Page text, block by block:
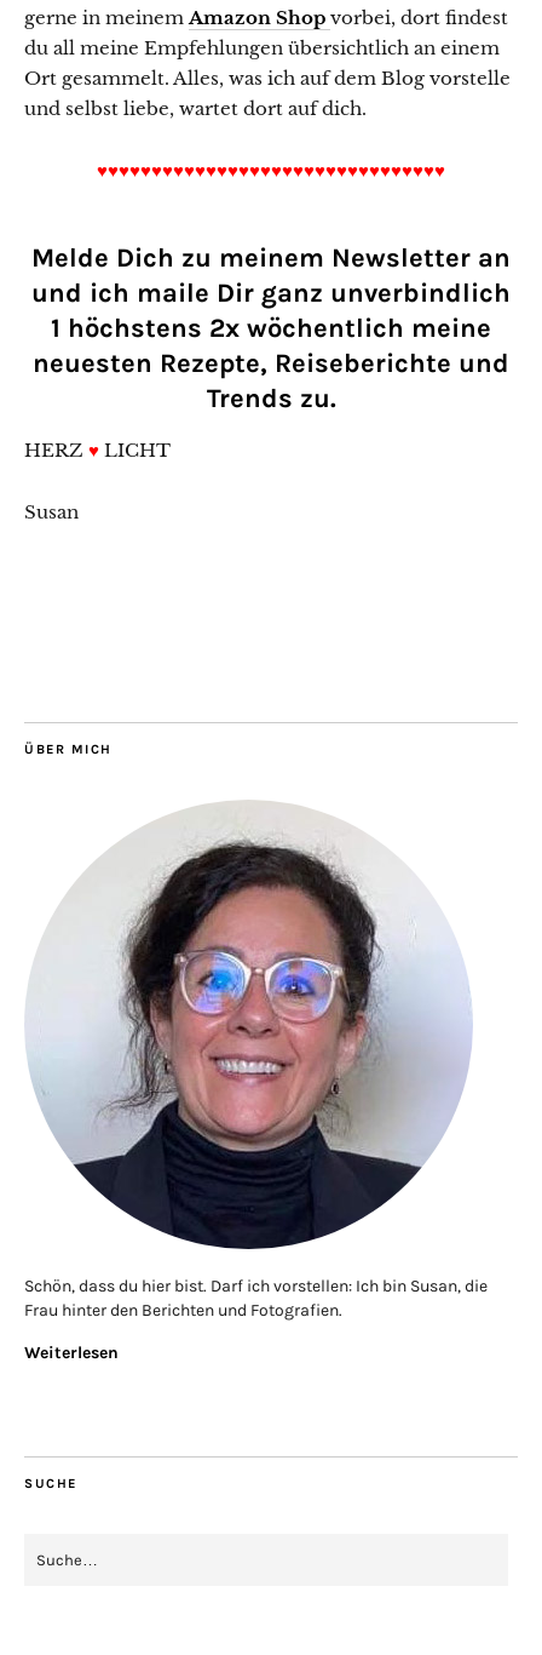
gerne in meinemAmazon Shop vorbei, dort findest
du all meine Empfehlungen übersichtlich an einem
Ort gesammelt. Alles, was ich auf dem Blog vorstelle
und selbst liebe, wartet dort auf dich.
♥♥♥♥♥♥♥♥♥♥♥♥♥♥♥♥♥♥♥♥♥♥♥♥♥♥♥♥♥♥♥♥
Melde Dich zu meinem Newsletter an
und ich maile Dir ganz unverbindlich
1 höchstens 2x wöchentlich meine
neuesten Rezepte, Reiseberichte und
Trends zu.
HERZ ♥ LICHT
Susan
ÜBER MICH
Schön, dass du hier bist. Darf ich vorstellen: Ich bin Susan, die
Frau hinter den Berichten und Fotografien.
Weiterlesen
SUCHE